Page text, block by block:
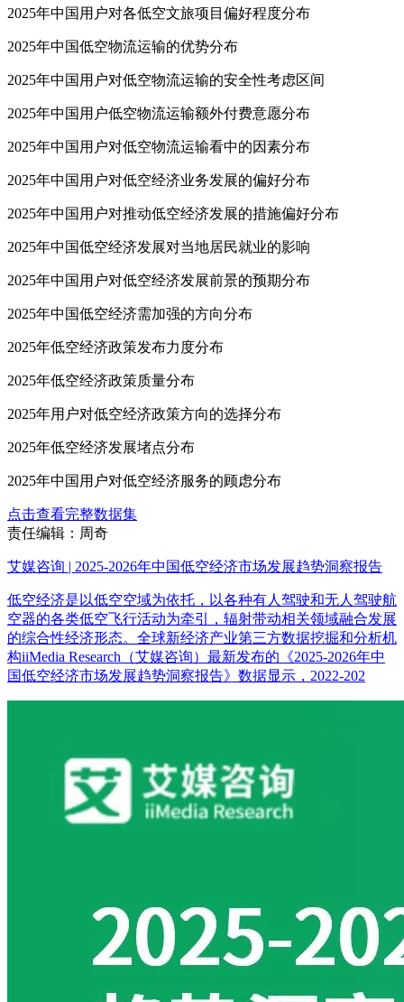
2025年中国用户对各低空文旅项目偏好程度分布
2025年中国低空物流运输的优势分布
2025年中国用户对低空物流运输的安全性考虑区间
2025年中国用户低空物流运输额外付费意愿分布
2025年中国用户对低空物流运输看中的因素分布
2025年中国用户对低空经济业务发展的偏好分布
2025年中国用户对推动低空经济发展的措施偏好分布
2025年中国低空经济发展对当地居民就业的影响
2025年中国用户对低空经济发展前景的预期分布
2025年中国低空经济需加强的方向分布
2025年低空经济政策发布力度分布
2025年低空经济政策质量分布
2025年用户对低空经济政策方向的选择分布
2025年低空经济发展堵点分布
2025年中国用户对低空经济服务的顾虑分布
点击查看完整数据集
责任编辑：周奇
艾媒咨询 | 2025-2026年中国低空经济市场发展趋势洞察报告
低空经济是以低空空域为依托，以各种有人驾驶和无人驾驶航
空器的各类低空飞行活动为牵引，辐射带动相关领域融合发展
的综合性经济形态。全球新经济产业第三方数据挖掘和分析机
构iiMedia Research（艾媒咨询）最新发布的《2025-2026年中
国低空经济市场发展趋势洞察报告》数据显示，2022-202